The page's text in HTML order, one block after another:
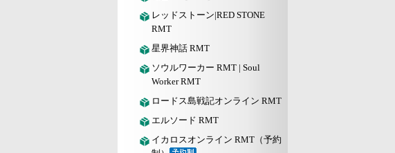
レッドストーン|RED STONE
RMT
星界神話 RMT
ソウルワーカー RMT | Soul
Worker RMT
ロードス島戦記オンライン RMT
エルソード RMT
イカロスオンライン RMT（予約